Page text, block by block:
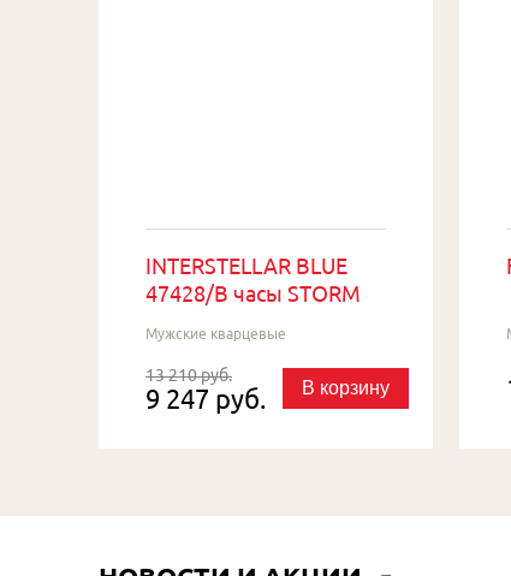
INTERSTELLAR BLUE
47428/B часы STORM
Мужские кварцевые
13 210 руб.
9 247 руб. В корзину